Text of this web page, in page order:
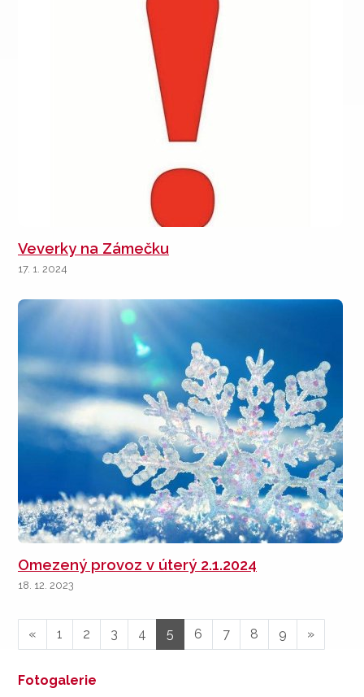
Veverky na Zámečku
17. 1. 2024
Omezený provoz v úterý 2.1.2024
18. 12. 2023
« 1 2 3 4 5 6 7 8 9 »
Fotogalerie